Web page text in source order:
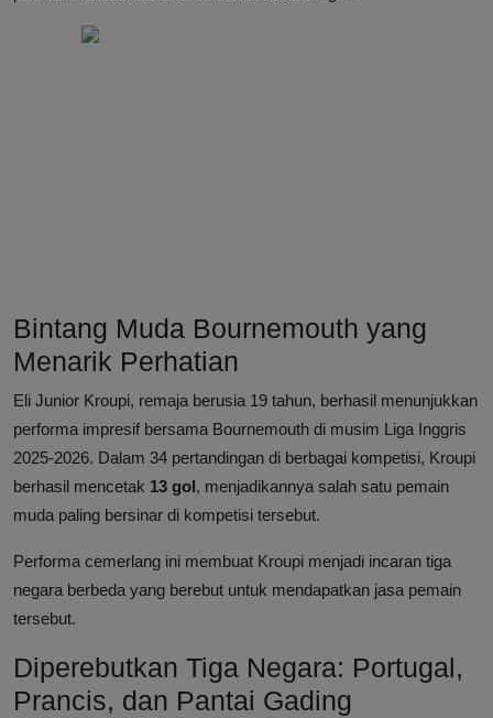
Bintang Muda Bournemouth yang
Menarik Perhatian
Eli Junior Kroupi, remaja berusia 19 tahun, berhasil menunjukkan
performa impresif bersama Bournemouth di musim Liga Inggris
2025-2026. Dalam 34 pertandingan di berbagai kompetisi, Kroupi
berhasil mencetak 13 gol, menjadikannya salah satu pemain
muda paling bersinar di kompetisi tersebut.
Performa cemerlang ini membuat Kroupi menjadi incaran tiga
negara berbeda yang berebut untuk mendapatkan jasa pemain
tersebut.
Diperebutkan Tiga Negara: Portugal,
Prancis, dan Pantai Gading